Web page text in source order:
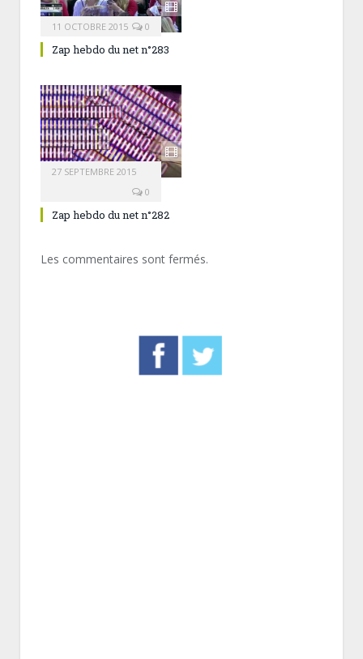
11 OCTOBRE 2015 0
Zap hebdo du net n°283
27 SEPTEMBRE 2015
0
Zap hebdo du net n°282
Les commentaires sont fermés.